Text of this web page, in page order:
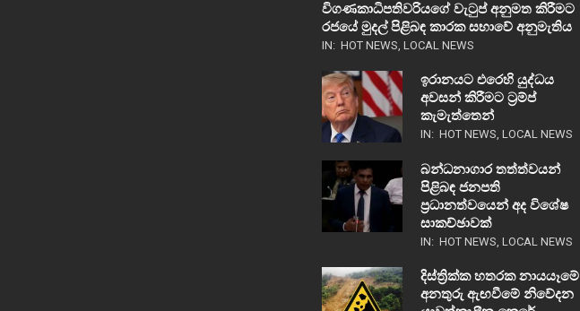
විගණකාධිපතිවරියගේ වැටුප් අනුමත කිරීමට
රජයේ මුදල් පිළිබඳ කාරක සභාවේ අනුමැතිය
IN: HOT NEWS, LOCAL NEWS
ඉරානයට එරෙහි යුද්ධය
අවසන් කිරීමට ට්‍රම්ප්
කැමැත්තෙන්
IN: HOT NEWS, LOCAL NEWS
බන්ධනාගාර තත්ත්වයන්
පිළිබඳ ජනපති
ප්‍රධානත්වයෙන් අද විශේෂ
සාකච්ඡාවක්
IN: HOT NEWS, LOCAL NEWS
දිස්ත්‍රික්ක හතරක නායයෑමේ
අනතුරු ඇඟවීමේ නිවේදන